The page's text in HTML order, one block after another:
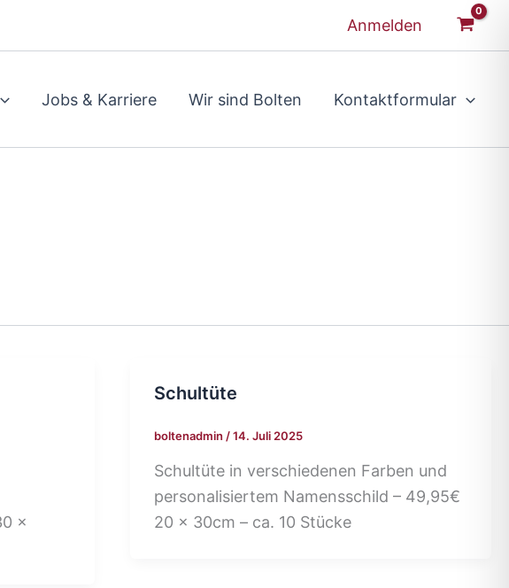
Anmelden
Jobs & Karriere Wir sind Bolten Kontaktformular
x
Schultüte
boltenadmin /14. Juli 2025
Schultüte in verschiedenen Farben und
personalisiertem Namensschild – 49,95€
20 x 30cm – ca. 10 Stücke